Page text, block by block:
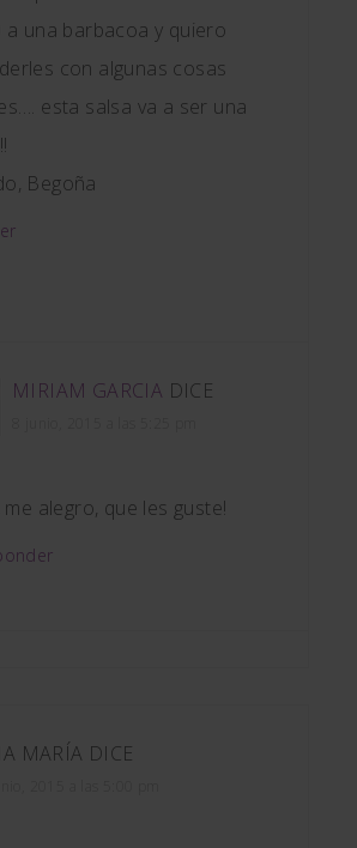
a una barbacoa y quiero
con algunas cosas
esta salsa va a ser una
Begoña
MIRIAM GARCIA DICE
me alegro, que les guste!
MARÍA DICE